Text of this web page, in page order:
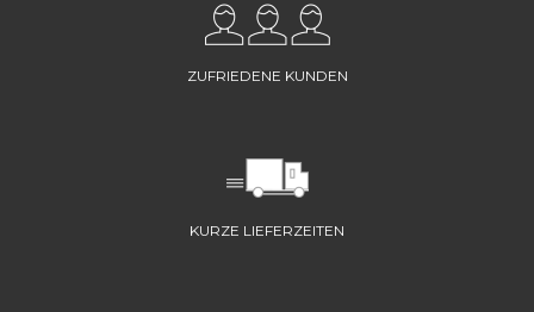
ZUFRIEDENE KUNDEN
KURZE LIEFERZEITEN